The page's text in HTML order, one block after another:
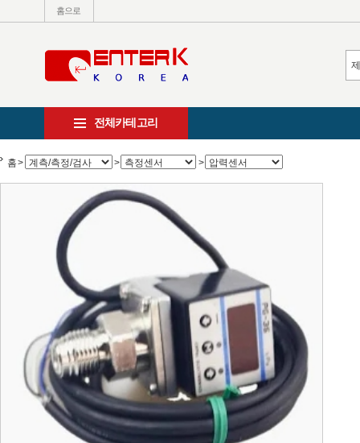
홈으로
전체카테고리
홈> > >